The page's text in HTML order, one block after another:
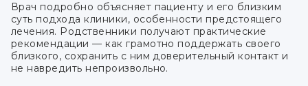
Врач подробно объясняет пациенту и его близким
суть подхода клиники, особенности предстоящего
лечения. Родственники получают практические
рекомендации — как грамотно поддержать своего
близкого, сохранить с ним доверительный контакт и
не навредить непроизвольно.